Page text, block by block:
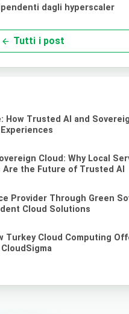
dagli hyperscaler
Tutti i post
How Trusted AI and
Cloud: Why Local
Are the Future of Trusted AI
Provider Through Green
Cloud Solutions
Turkey Cloud Computing